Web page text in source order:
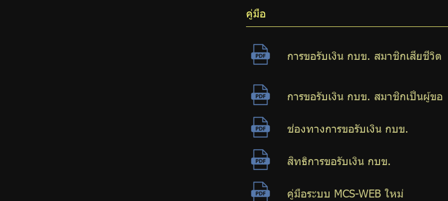
คู่มือ
การขอรับเงิน กบข. สมาชิกเสียชีวิต
การขอรับเงิน กบข. สมาชิกเป็นผู้ขอ
ช่องทางการขอรับเงิน กบข.
สิทธิการขอรับเงิน กบข.
คู่มือระบบ MCS-WEB ใหม่